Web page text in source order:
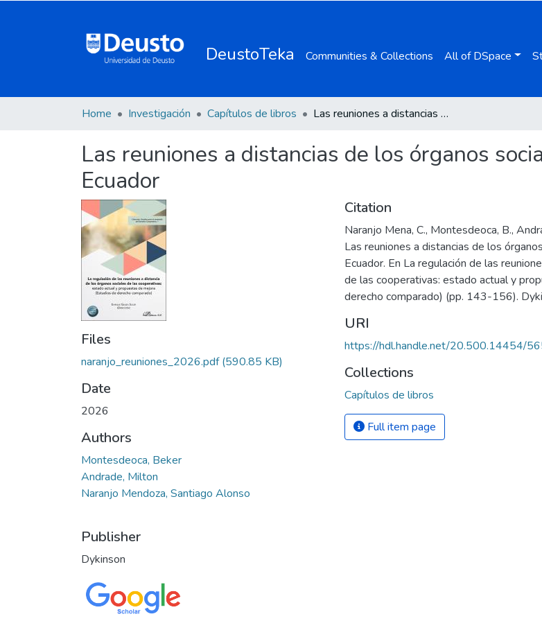
DeustoTeka Communities & Collections All of DSpace
Home Investigación Capítulos de libros Las reuniones a distancias de los órganos sociales de las cooperativas en el Ecuador
Las reuniones a distancias de los órganos
Ecuador
Files
naranjo_reuniones_2026.pdf(590.85 KB)
Date
2026
Authors
Montesdeoca, Beker
Andrade, Milton
Naranjo Mendoza, Santiago Alonso
Publisher
Dykinson
Citation
Naranjo Mena, C., Montesdeoca, B.,
Las reuniones a distancias de los
Ecuador. En La regulación de las
de las cooperativas: estado actual y
derecho comparado) (pp. 143-156).
URI
https://hdl.handle.net/20.500.14454/
Collections
Capítulos de libros
Full item page